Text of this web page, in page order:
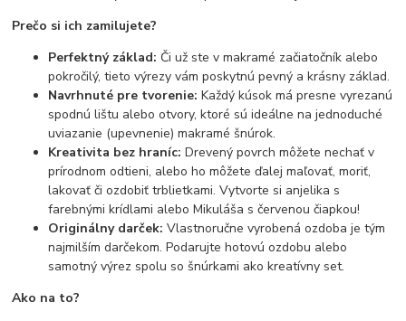
Prečo si ich zamilujete?
Perfektný základ: Či už ste v makramé začiatočník alebo
pokročilý, tieto výrezy vám poskytnú pevný a krásny základ.
Navrhnuté pre tvorenie: Každý kúsok má presne vyrezanú
spodnú lištu alebo otvory, ktoré sú ideálne na jednoduché
uviazanie (upevnenie) makramé šnúrok.
Kreativita bez hraníc: Drevený povrch môžete nechať v
prírodnom odtieni, alebo ho môžete ďalej maľovať, moriť,
lakovať či ozdobiť trblietkami. Vytvorte si anjelika s
farebnými krídlami alebo Mikuláša s červenou čiapkou!
Originálny darček: Vlastnoručne vyrobená ozdoba je tým
najmilším darčekom. Podarujte hotovú ozdobu alebo
samotný výrez spolu so šnúrkami ako kreatívny set.
Ako na to?